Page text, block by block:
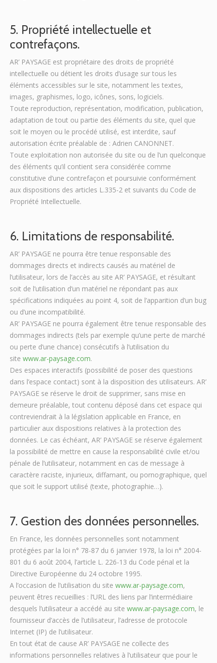
5. Propriété intellectuelle et
contrefaçons.
AR’ PAYSAGE est propriétaire des droits de propriété
intellectuelle ou détient les droits d’usage sur tous les
éléments accessibles sur le site, notamment les textes,
images, graphismes, logo, icônes, sons, logiciels.
Toute reproduction, représentation, modification, publication,
adaptation de tout ou partie des éléments du site, quel que
soit le moyen ou le procédé utilisé, est interdite, sauf
autorisation écrite préalable de : Adrien CANONNET.
Toute exploitation non autorisée du site ou de l’un quelconque
des éléments qu’il contient sera considérée comme
constitutive d’une contrefaçon et poursuivie conformément
aux dispositions des articles L.335-2 et suivants du Code de
Propriété Intellectuelle.
6. Limitations de responsabilité.
AR’ PAYSAGE ne pourra être tenue responsable des
dommages directs et indirects causés au matériel de
l’utilisateur, lors de l’accès au site AR’ PAYSAGE, et résultant
soit de l’utilisation d’un matériel ne répondant pas aux
spécifications indiquées au point 4, soit de l’apparition d’un bug
ou d’une incompatibilité.
AR’ PAYSAGE ne pourra également être tenue responsable des
dommages indirects (tels par exemple qu’une perte de marché
ou perte d’une chance) consécutifs à l’utilisation du
site www.ar-paysage.com.
Des espaces interactifs (possibilité de poser des questions
dans l’espace contact) sont à la disposition des utilisateurs. AR’
PAYSAGE se réserve le droit de supprimer, sans mise en
demeure préalable, tout contenu déposé dans cet espace qui
contreviendrait à la législation applicable en France, en
particulier aux dispositions relatives à la protection des
données. Le cas échéant, AR’ PAYSAGE se réserve également
la possibilité de mettre en cause la responsabilité civile et/ou
pénale de l’utilisateur, notamment en cas de message à
caractère raciste, injurieux, diffamant, ou pornographique, quel
que soit le support utilisé (texte, photographie…).
7. Gestion des données personnelles.
En France, les données personnelles sont notamment
protégées par la loi n° 78-87 du 6 janvier 1978, la loi n° 2004-
801 du 6 août 2004, l’article L. 226-13 du Code pénal et la
Directive Européenne du 24 octobre 1995.
A l’occasion de l’utilisation du site www.ar-paysage.com,
peuvent êtres recueillies : l’URL des liens par l’intermédiaire
desquels l’utilisateur a accédé au site www.ar-paysage.com, le
fournisseur d’accès de l’utilisateur, l’adresse de protocole
Internet (IP) de l’utilisateur.
En tout état de cause AR’ PAYSAGE ne collecte des
informations personnelles relatives à l’utilisateur que pour le